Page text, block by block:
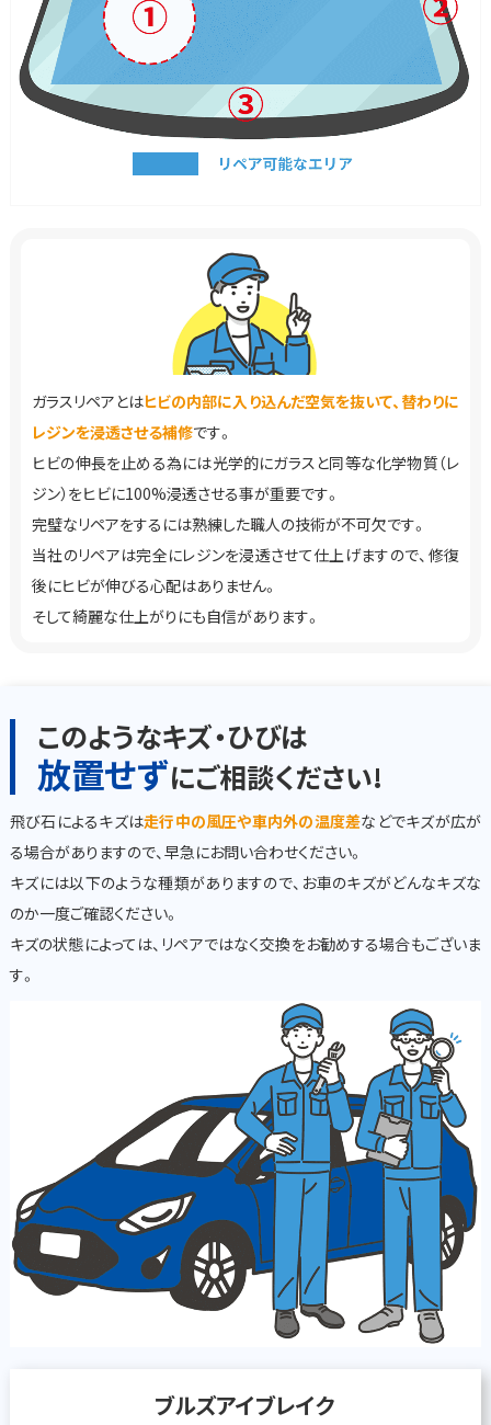
ガラスリペアとはヒビの内部に入り込んだ空気を抜いて、替わりに
レジンを浸透させる補修です。
ヒビの伸長を止める為には光学的にガラスと同等な化学物質（レ
ジン）をヒビに100%浸透させる事が重要です。
完璧なリペアをするには熟練した職人の技術が不可欠です。
当社のリペアは完全にレジンを浸透させて仕上げますので、修復
後にヒビが伸びる心配はありません。
そして綺麗な仕上がりにも自信があります。
このようなキズ・ひびは
放置せずにご相談ください!
飛び石によるキズは走行中の風圧や車内外の温度差などでキズが広が
る場合がありますので、早急にお問い合わせください。
キズには以下のような種類がありますので、お車のキズがどんなキズな
のか一度ご確認ください。
キズの状態によっては、リペアではなく交換をお勧めする場合もございま
す。
ブルズアイブレイク